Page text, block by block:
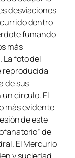
desviaciones
dentro
fumando
más
La foto del
reproducida
de sus
círculo. El
más evidente
de este
de
El Mercurio